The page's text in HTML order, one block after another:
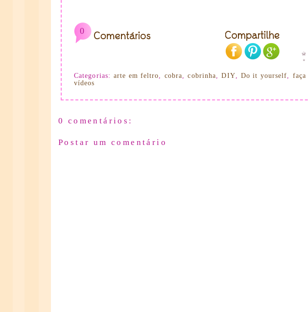
0
Categorias:arte em feltro, cobra,cobrinha,DIY, Do it yourself, faça
vídeos
0 comentários:
Postar um comentário